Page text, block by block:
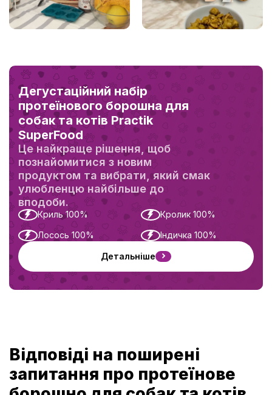
Дегустаційний набір
протеїнового борошна для
собак та котів Practik
SuperFood
Це найкраще рішення, щоб
познайомитися з новим
продуктом та вибрати, який смак
улюбленцю найбільше до
вподоби.
Криль 100%
Кролик 100%
Лосось 100%
Індичка 100%
Детальніше
Відповіді на поширені
запитання про протеїнове